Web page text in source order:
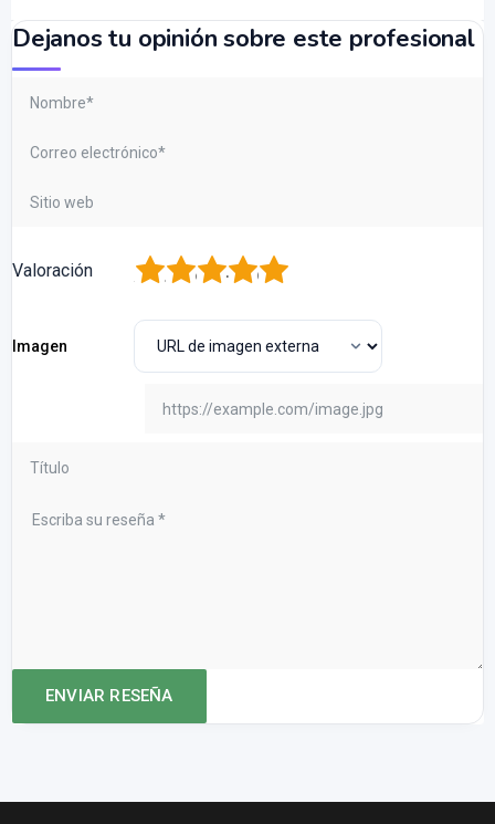
Dejanos tu opinión sobre este profesional
Valoración 5
4
3
2
Imagen